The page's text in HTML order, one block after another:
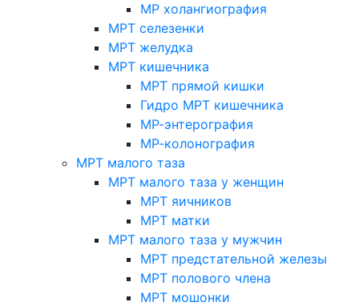
МР холангиография
МРТ селезенки
МРТ желудка
МРТ кишечника
МРТ прямой кишки
Гидро МРТ кишечника
МР-энтерография
МР-колонография
МРТ малого таза
МРТ малого таза у женщин
МРТ яичников
МРТ матки
МРТ малого таза у мужчин
МРТ предстательной железы
МРТ полового члена
МРТ мошонки